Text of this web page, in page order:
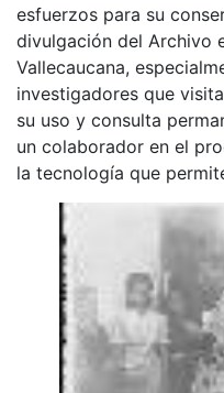
esfuerzos para su
divulgación del Archivo
Vallecaucana,
investigadores que
su uso y consulta
un colaborador en el
la tecnología que